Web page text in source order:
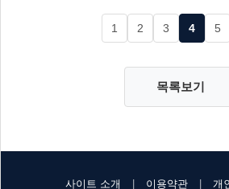
1 2 3 4 5
목록보기
사이트 소개 | 이용약관 | 개